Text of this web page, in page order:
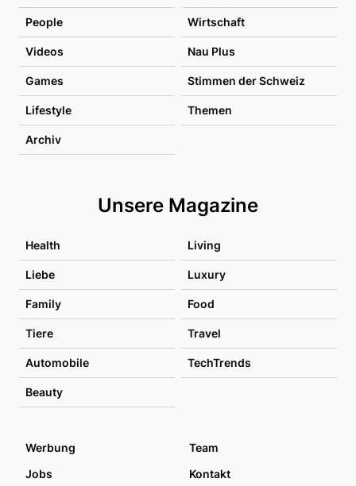
People Wirtschaft
Videos Nau Plus
Games Stimmen der Schweiz
Lifestyle Themen
Archiv
Unsere Magazine
Health Living
Liebe Luxury
Family Food
Tiere Travel
Automobile TechTrends
Beauty
Werbung
Team
Jobs
Kontakt